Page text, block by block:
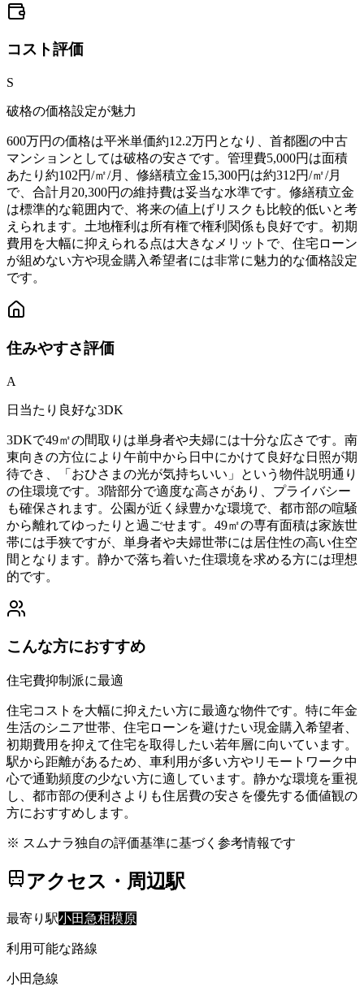
コスト評価
S
破格の価格設定が魅力
600万円の価格は平米単価約12.2万円となり、首都圏の中古
マンションとしては破格の安さです。管理費5,000円は面積
あたり約102円/㎡/月、修繕積立金15,300円は約312円/㎡/月
で、合計月20,300円の維持費は妥当な水準です。修繕積立金
は標準的な範囲内で、将来の値上げリスクも比較的低いと考
えられます。土地権利は所有権で権利関係も良好です。初期
費用を大幅に抑えられる点は大きなメリットで、住宅ローン
が組めない方や現金購入希望者には非常に魅力的な価格設定
です。
住みやすさ評価
A
日当たり良好な3DK
3DKで49㎡の間取りは単身者や夫婦には十分な広さです。南
東向きの方位により午前中から日中にかけて良好な日照が期
待でき、「おひさまの光が気持ちいい」という物件説明通り
の住環境です。3階部分で適度な高さがあり、プライバシー
も確保されます。公園が近く緑豊かな環境で、都市部の喧騒
から離れてゆったりと過ごせます。49㎡の専有面積は家族世
帯には手狭ですが、単身者や夫婦世帯には居住性の高い住空
間となります。静かで落ち着いた住環境を求める方には理想
的です。
こんな方におすすめ
住宅費抑制派に最適
住宅コストを大幅に抑えたい方に最適な物件です。特に年金
生活のシニア世帯、住宅ローンを避けたい現金購入希望者、
初期費用を抑えて住宅を取得したい若年層に向いています。
駅から距離があるため、車利用が多い方やリモートワーク中
心で通勤頻度の少ない方に適しています。静かな環境を重視
し、都市部の便利さよりも住居費の安さを優先する価値観の
方におすすめします。
※ スムナラ独自の評価基準に基づく参考情報です
アクセス・周辺駅
最寄り駅小田急相模原
利用可能な路線
小田急線